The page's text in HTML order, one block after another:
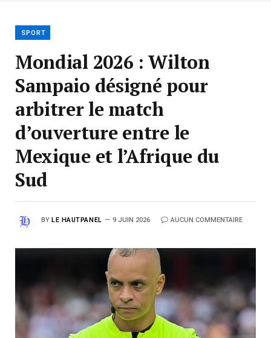
SPORT
Mondial 2026 : Wilton
Sampaio désigné pour
arbitrer le match
d’ouverture entre le
Mexique et l’Afrique du
Sud
BY LE HAUTPANEL 9 JUIN 2026 AUCUN COMMENTAIRE